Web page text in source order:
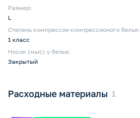
Размер:
L
Степень компрессии компрессионого белья:
1 класс
Носок (мыс) у белья:
Закрытый
Расходные материалы